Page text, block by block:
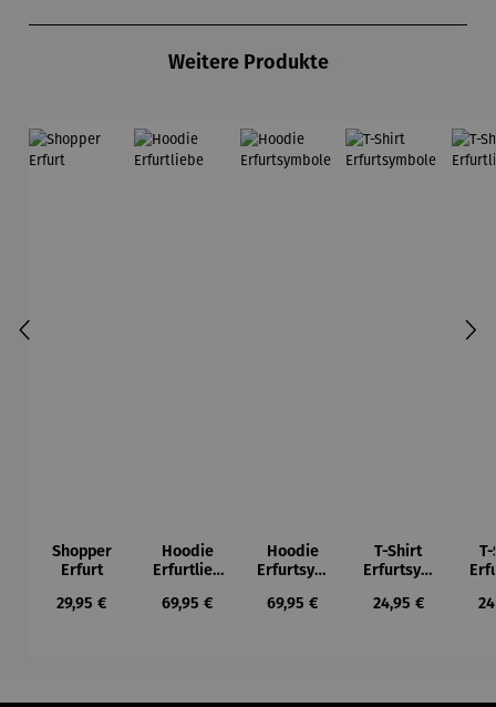
Weitere Produkte
Shopper
Erfurt
Regulärer Preis:
29,95 €
Hoodie
Erfurtlieb
Regulärer Preis:
69,95 €
Hoodie
Erfurtsym
Regulärer Preis:
69,95 €
T-Shirt
Erfurtsym
Regulärer Preis:
24,95 €